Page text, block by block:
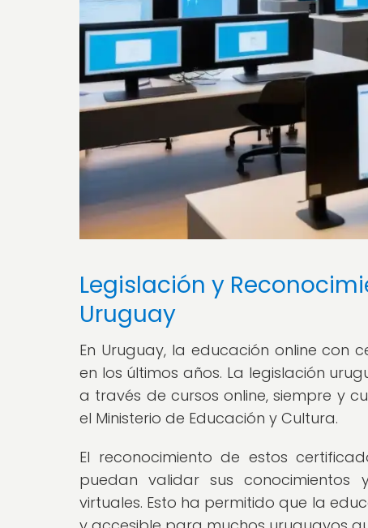
Legislación y
Uruguay
En Uruguay, la educación online
en los últimos años. La legislación
a través de cursos online, siempre y
el Ministerio de Educación y Cultura.
El reconocimiento de estos
puedan validar sus
virtuales. Esto ha permitido que la